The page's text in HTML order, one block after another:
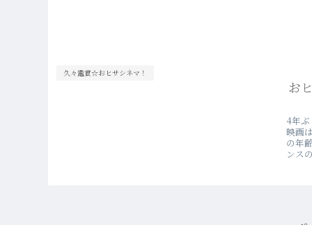
久々鑑賞☆おヒサシネマ！
お
4年
映画
の年
ンス